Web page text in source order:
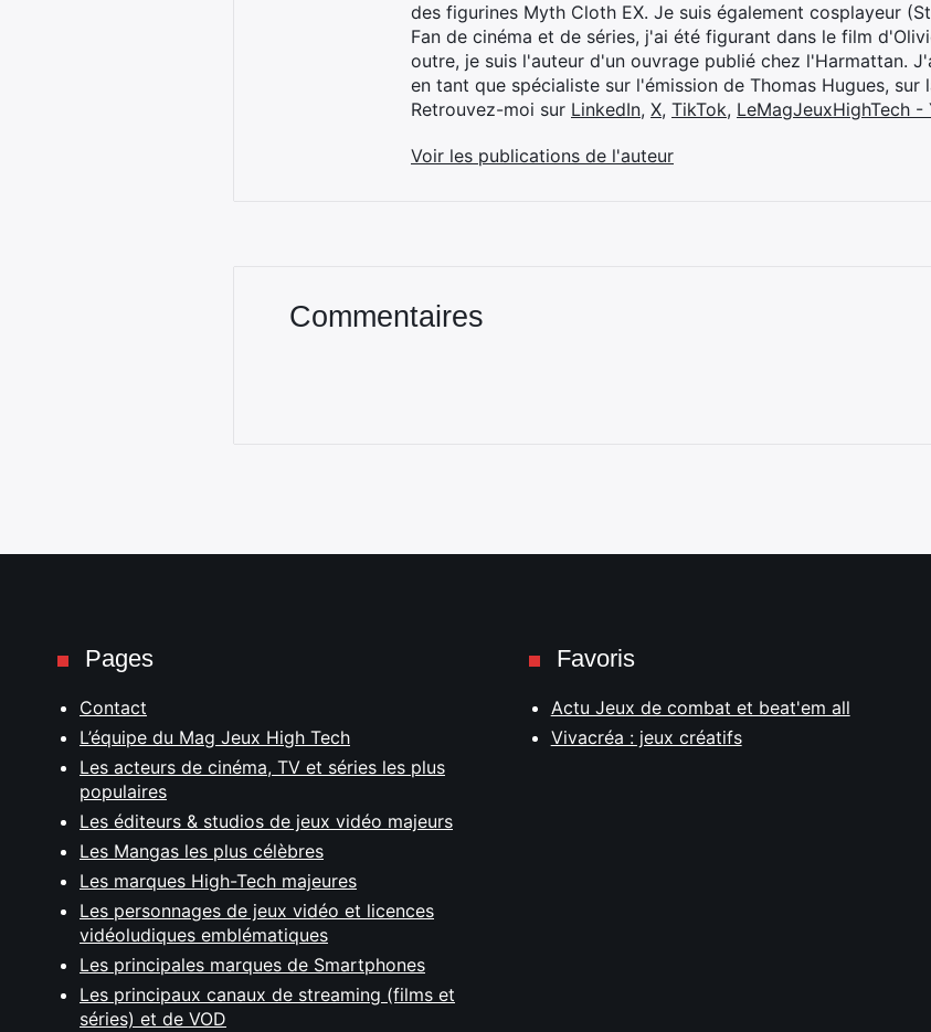
des figurines Myth Cloth EX. Je suis également cosplayeur
Fan de cinéma et de séries, j'ai été figurant dans le film
outre, je suis l'auteur d'un ouvrage publié chez l'Harmattan.
en tant que spécialiste sur l'émission de Thomas Hugues, sur
Retrouvez-moi sur LinkedIn, X, TikTok, LeMagJeuxHighTech -
Voir les publications de l'auteur
Commentaires
Pages
Contact
L’équipe du Mag Jeux High Tech
Les acteurs de cinéma, TV et séries les plus
populaires
Les éditeurs & studios de jeux vidéo majeurs
Les Mangas les plus célèbres
Les marques High-Tech majeures
Les personnages de jeux vidéo et licences
vidéoludiques emblématiques
Les principales marques de Smartphones
Les principaux canaux de streaming (films et
séries) et de VOD
Favoris
Actu Jeux de combat et beat'em all
Vivacréa : jeux créatifs